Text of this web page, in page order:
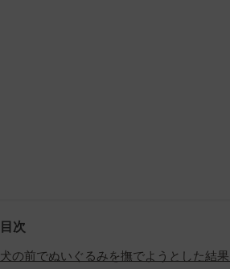
目次
犬の前でぬいぐるみを撫でようとした結